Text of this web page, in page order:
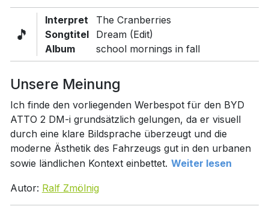
🎵
Interpret
Songtitel
Album
The Cranberries
Dream (Edit)
school mornings in fall
Unsere Meinung
Ich finde den vorliegenden Werbespot für den BYD
ATTO 2 DM-i grundsätzlich gelungen, da er visuell
durch eine klare Bildsprache überzeugt und die
moderne Ästhetik des Fahrzeugs gut in den urbanen
sowie ländlichen Kontext einbettet. Weiter lesen
Autor: Ralf Zmölnig